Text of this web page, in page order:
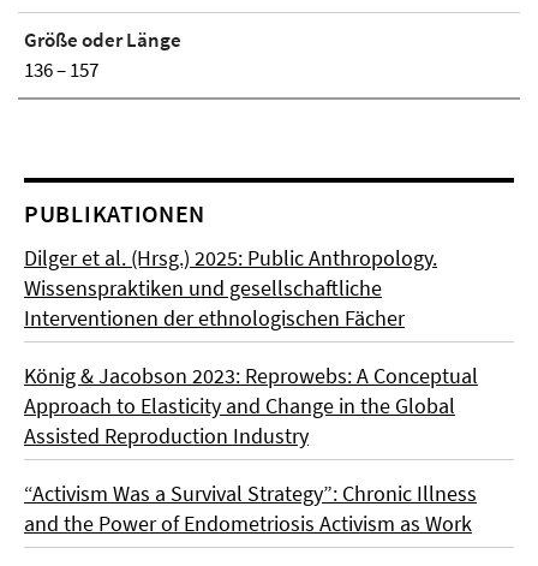
Größe oder Länge
136 – 157
PUBLIKATIONEN
Dilger et al. (Hrsg.) 2025: Public Anthropology.
Wissenspraktiken und gesellschaftliche
Interventionen der ethnologischen Fächer
König & Jacobson 2023: Reprowebs: A Conceptual
Approach to Elasticity and Change in the Global
Assisted Reproduction Industry
“Activism Was a Survival Strategy”: Chronic Illness
and the Power of Endometriosis Activism as Work